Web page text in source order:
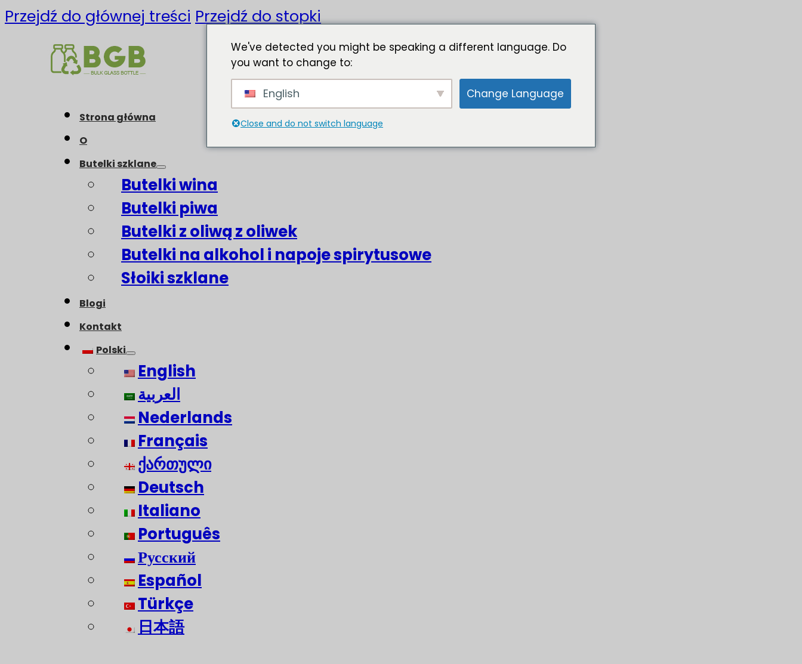
Przejdź do głównej treści Przejdź do stopki
Strona główna
O
Butelki szklane
Butelki wina
Butelki piwa
Butelki z oliwą z oliwek
Butelki na alkohol i napoje spirytusowe
Słoiki szklane
Blogi
Kontakt
Polski
English
العربية
Nederlands
Français
ქართული
Deutsch
Italiano
Português
Русский
Español
Türkçe
日本語
We've detected you might be speaking a different language. Do
you want to change to:
English Change Language
Close and do not switch language